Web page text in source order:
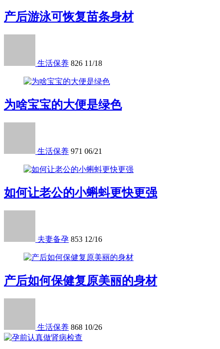
产后游泳可恢复苗条身材
生活保养 826 11/18
为啥宝宝的大便是绿色
生活保养 971 06/21
如何让老公的小蝌蚪更快更强
夫妻备孕 853 12/16
产后如何保健复原美丽的身材
生活保养 868 10/26